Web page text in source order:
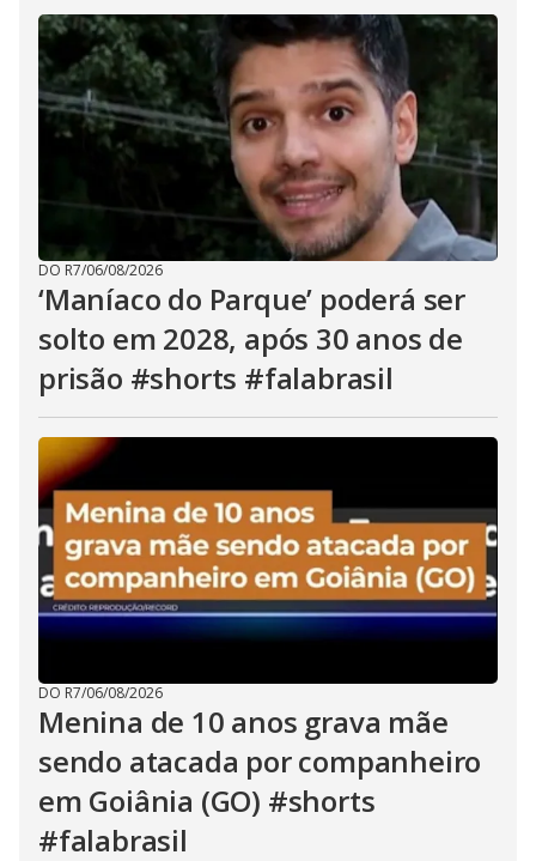
DO R7/06/08/2026
‘Maníaco do Parque’ poderá ser
solto em 2028, após 30 anos de
prisão #shorts #falabrasil
DO R7/06/08/2026
Menina de 10 anos grava mãe
sendo atacada por companheiro
em Goiânia (GO) #shorts
#falabrasil